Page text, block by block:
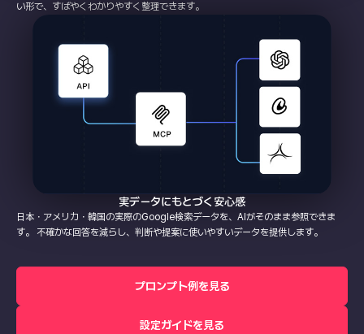
い形で、すばやくわかりやすく整理できます。
実データにもとづく安心感
日本・アメリカ・韓国の実際のGoogle検索データを、AIがそのまま参照できま
す。 不確かな回答を減らし、判断や提案に使いやすいデータを提供します。
プロンプト例を見る
設定ガイドを見る